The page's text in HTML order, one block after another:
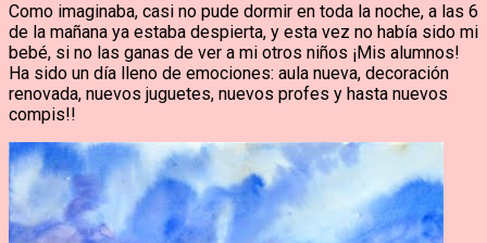
Como imaginaba, casi no pude dormir en toda la noche, a las 6
de la mañana ya estaba despierta, y esta vez no había sido mi
bebé, si no las ganas de ver a mi otros niños ¡Mis alumnos!
Ha sido un día lleno de emociones: aula nueva, decoración
renovada, nuevos juguetes, nuevos profes y hasta nuevos
compis!!